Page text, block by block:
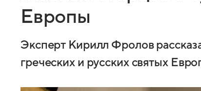
Европы
Эксперт Кирилл Фролов
греческих и русских святых